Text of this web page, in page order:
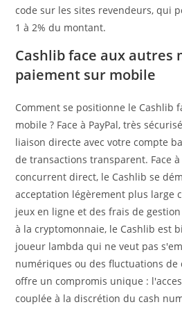
code sur les sites revendeurs, qui
1 à 2% du montant.
Cashlib face aux autres
paiement sur mobile
Comment se positionne le Cashlib
mobile ? Face à PayPal, très
liaison directe avec votre compte
de transactions transparent. Face
concurrent direct, le Cashlib se
acceptation légèrement plus large
jeux en ligne et des frais de
à la cryptomonnaie, le Cashlib est
joueur lambda qui ne veut pas
numériques ou des fluctuations de
offre un compromis unique :
couplée à la discrétion du cash